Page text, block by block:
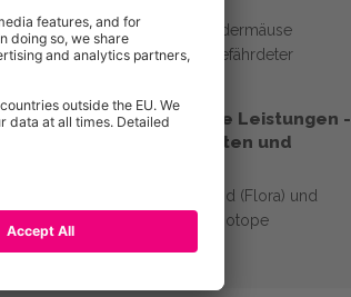
Quartierhilfen für Fledermäuse
Haltung seltener / gefährdeter
Ergebnisorientierte Leistungen -
Vorkommen von Arten und
Artenreiches Grünland (Flora) und
wertvolle Grünlandbiotope